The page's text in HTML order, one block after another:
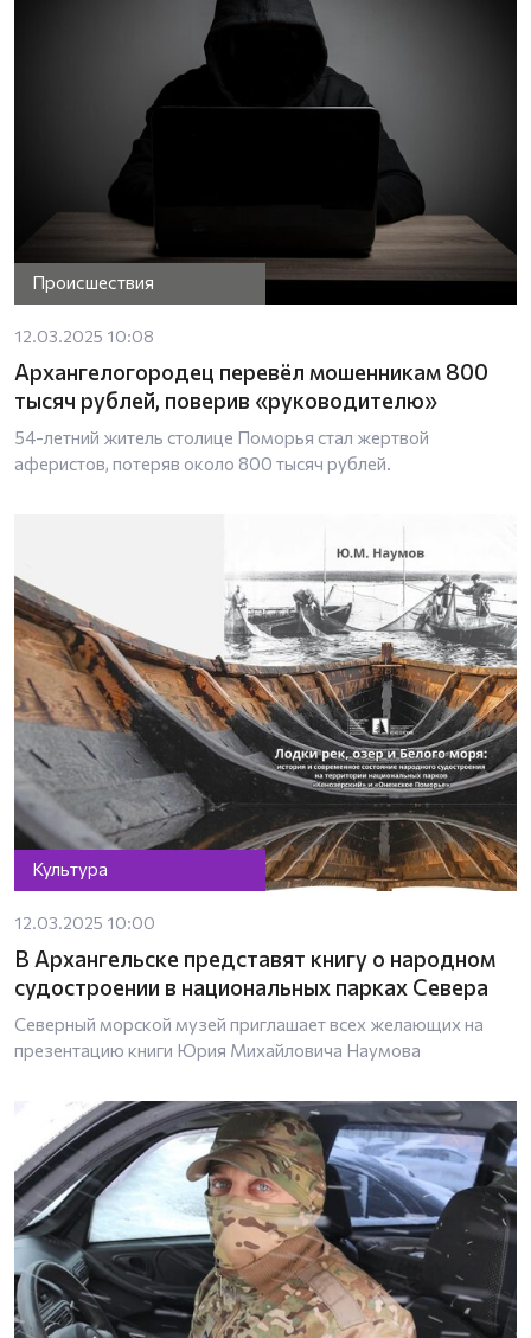
Происшествия
12.03.2025 10:08
Архангелогородец перевёл мошенникам 800
тысяч рублей, поверив «руководителю»
54-летний житель столице Поморья стал жертвой
аферистов, потеряв около 800 тысяч рублей.
Культура
12.03.2025 10:00
В Архангельске представят книгу о народном
судостроении в национальных парках Севера
Северный морской музей приглашает всех желающих на
презентацию книги Юрия Михайловича Наумова